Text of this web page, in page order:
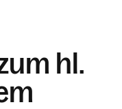
hl.